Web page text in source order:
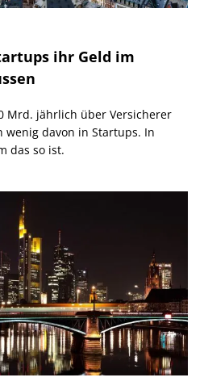
ihr Geld im
Mrd. jährlich über Versicherer
wenig davon in Startups. In
das so ist.